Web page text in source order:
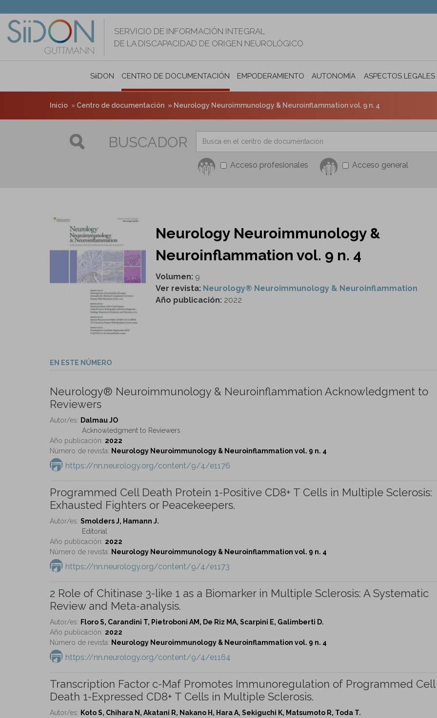
contenido
principal
SERVICIO DE INFORMACIÓN INTEGRAL
DE LA DISCAPACIDAD DE ORIGEN NEUROLÓGICO
SiiDON CENTRO DE DOCUMENTACIÓN EMPODERAMIENTO AUTONOMÍA PERSONAL E
ASPECTOS LEGALES
Inicio Centro de documentación Neurology Neuroimmunology & Neuroinflammation vol. 9 n. 4
BUSCADOR
Acceso profesionales Acceso general
Neurology Neuroimmunology &
Neuroinflammation vol. 9 n. 4
Volumen: 9
Ver revista: Neurology® Neuroimmunology & Neuroinflammation
Año publicación: 2022
EN ESTE NÚMERO
Neurology® Neuroimmunology & Neuroinflammation Acknowledgment to
Reviewers
Autor/es: Dalmau JO
Acknowledgment to Reviewers
Año publicación: 2022
Número de revista: Neurology Neuroimmunology & Neuroinflammation vol. 9 n. 4
https://nn.neurology.org/content/9/4/e1176
Programmed Cell Death Protein 1-Positive CD8+ T Cells in Multiple Sclerosis:
Exhausted Fighters or Peacekeepers.
Autor/es: Smolders J, Hamann J.
Editorial
Año publicación: 2022
Número de revista: Neurology Neuroimmunology & Neuroinflammation vol. 9 n. 4
https://nn.neurology.org/content/9/4/e1173
2 Role of Chitinase 3-like 1 as a Biomarker in Multiple Sclerosis: A Systematic
Review and Meta-analysis.
Autor/es: Floro S, Carandini T, Pietroboni AM, De Riz MA, Scarpini E, Galimberti D.
Año publicación: 2022
Número de revista: Neurology Neuroimmunology & Neuroinflammation vol. 9 n. 4
https://nn.neurology.org/content/9/4/e1164
Transcription Factor c-Maf Promotes Immunoregulation of Programmed Cell
Death 1-Expressed CD8+ T Cells in Multiple Sclerosis.
Autor/es: Koto S, Chihara N, Akatani R, Nakano H, Hara A, Sekiguchi K, Matsumoto R, Toda T.